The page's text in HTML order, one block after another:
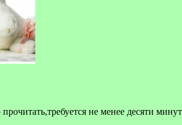
не менее десяти